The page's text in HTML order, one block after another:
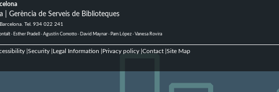
| Gerència de Serveis de Biblioteques
Tel. 934 022 241
· Esther Pradell · Agustín Comotto · David Maynar · Pam López · Vanesa Rovira
| Security| Legal Information Privacy policy| Contact| Site Map